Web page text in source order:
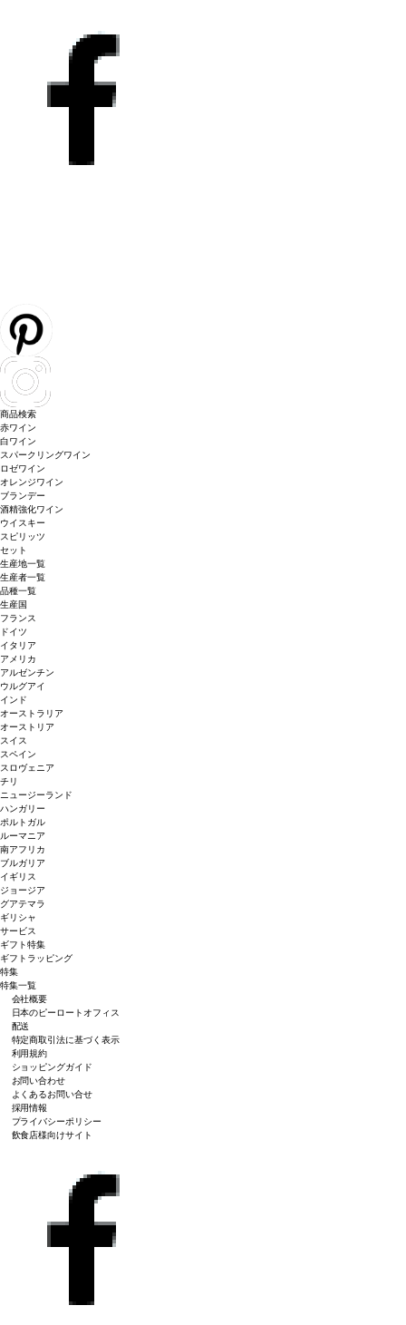
商品検索
赤ワイン
白ワイン
スパークリングワイン
ロゼワイン
オレンジワイン
ブランデー
酒精強化ワイン
ウイスキー
スピリッツ
セット
生産地一覧
生産者一覧
品種一覧
生産国
フランス
ドイツ
イタリア
アメリカ
アルゼンチン
ウルグアイ
インド
オーストラリア
オーストリア
スイス
スペイン
スロヴェニア
チリ
ニュージーランド
ハンガリー
ポルトガル
ルーマニア
南アフリカ
ブルガリア
イギリス
ジョージア
グアテマラ
ギリシャ
サービス
ギフト特集
ギフトラッピング
特集
特集一覧
会社概要
日本のピーロートオフィス
配送
特定商取引法に基づく表示
利用規約
ショッピングガイド
お問い合わせ
よくあるお問い合せ
採用情報
プライバシーポリシー
飲食店様向けサイト